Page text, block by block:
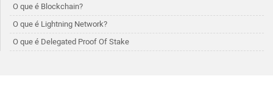
O que é Blockchain?
O que é Lightning Network?
O que é Delegated Proof Of Stake